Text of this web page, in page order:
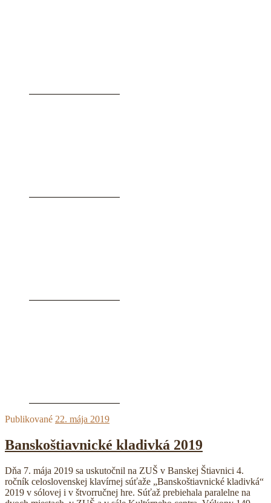
Publikované 22. mája 2019
Banskoštiavnické kladivká 2019
Dňa 7. mája 2019 sa uskutočnil na ZUŠ v Banskej Štiavnici 4.
ročník celoslovenskej klavírnej súťaže „Banskoštiavnické kladivká“
2019 v sólovej i v štvorručnej hre. Súťaž prebiehala paralelne na